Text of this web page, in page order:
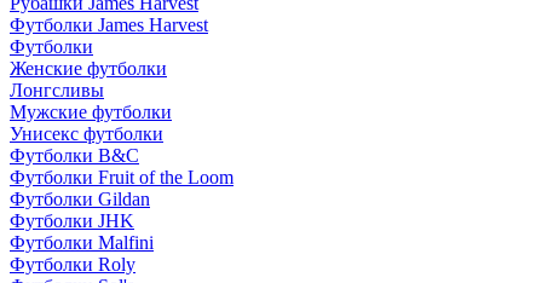
Футболки James Harvest
Футболки
Женские футболки
Лонгсливы
Мужские футболки
Унисекс футболки
Футболки B&C
Футболки Fruit of the Loom
Футболки Gildan
Футболки JHK
Футболки Malfini
Футболки Roly